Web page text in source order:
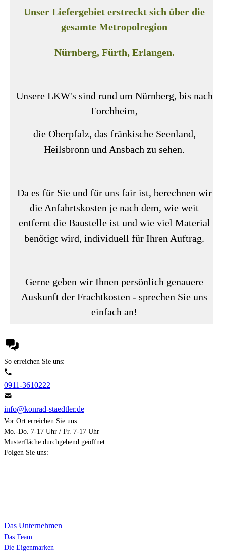
Unser Liefergebiet erstreckt sich über die
gesamte Metropolregion
Nürnberg, Fürth, Erlangen.
Unsere LKW's sind rund um Nürnberg, bis nach
Forchheim,
die Oberpfalz, das fränkische Seenland,
Heilsbronn und Ansbach zu sehen.
Da es für Sie und für uns fair ist, berechnen wir
die Anfahrtskosten je nach dem, wie weit
entfernt die Baustelle ist und wie viel Material
benötigt wird, individuell für Ihren Auftrag.
Gerne geben wir Ihnen persönlich genauere
Auskunft der Frachtkosten - sprechen Sie uns
einfach an!
So erreichen Sie uns:
0911-3610222
info@konrad-staedtler.de
Vor Ort erreichen Sie uns:
Mo.-Do. 7-17 Uhr / Fr. 7-17 Uhr
Musterfläche durchgehend geöffnet
Folgen Sie uns:
Das Unternehmen
Das Team
Die Eigenmarken